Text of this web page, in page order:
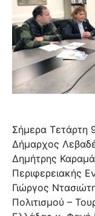
Σήμερα Τετάρτη
Δήμαρχος
Δημήτρης
Περιφερειακής
Γιώργος
Πολιτισμού –